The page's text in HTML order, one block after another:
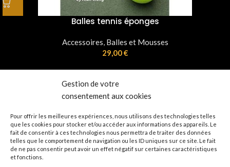
Gestion de votre
consentement aux cookies
Pour offrir les meilleures expériences, nous utilisons des technologies telles
que les cookies pour stocker et/ou accéder aux informations des appareils. Le
fait de consentir à ces technologies nous permettra de traiter des données
telles que le comportement de navigation ou les ID uniques sur ce site. Le fait
de ne pas consentir peut avoir un effet négatif sur certaines caractéristiques
et fonctions.
Balles tennis éponges
Accessoires,Balles et Mousses
29,00€
Boutique en ligne de magie 🐇
Réception à notre magasin de Plélo en Bretagne, uniquement sur